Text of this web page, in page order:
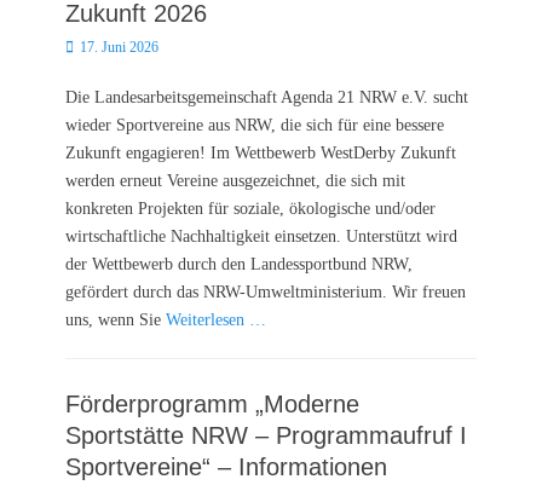
Zukunft 2026
Posted
17. Juni 2026
Die Landesarbeitsgemeinschaft Agenda 21 NRW e.V. sucht
wieder Sportvereine aus NRW, die sich für eine bessere
Zukunft engagieren! Im Wettbewerb WestDerby Zukunft
werden erneut Vereine ausgezeichnet, die sich mit
konkreten Projekten für soziale, ökologische und/oder
wirtschaftliche Nachhaltigkeit einsetzen. Unterstützt wird
der Wettbewerb durch den Landessportbund NRW,
gefördert durch das NRW-Umweltministerium. Wir freuen
uns, wenn Sie Weiterlesen …
Förderprogramm „Moderne
Sportstätte NRW – Programmaufruf I
Sportvereine“ – Informationen